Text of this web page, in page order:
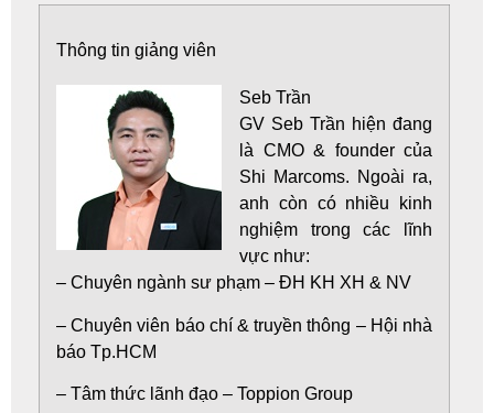
Thông tin giảng viên
Seb Trần
GV Seb Trần hiện đang
là CMO & founder của
Shi Marcoms. Ngoài ra,
anh còn có nhiều kinh
nghiệm trong các lĩnh
vực như:
– Chuyên ngành sư phạm – ĐH KH XH & NV
– Chuyên viên báo chí & truyền thông – Hội nhà
báo Tp.HCM
– Tâm thức lãnh đạo – Toppion Group